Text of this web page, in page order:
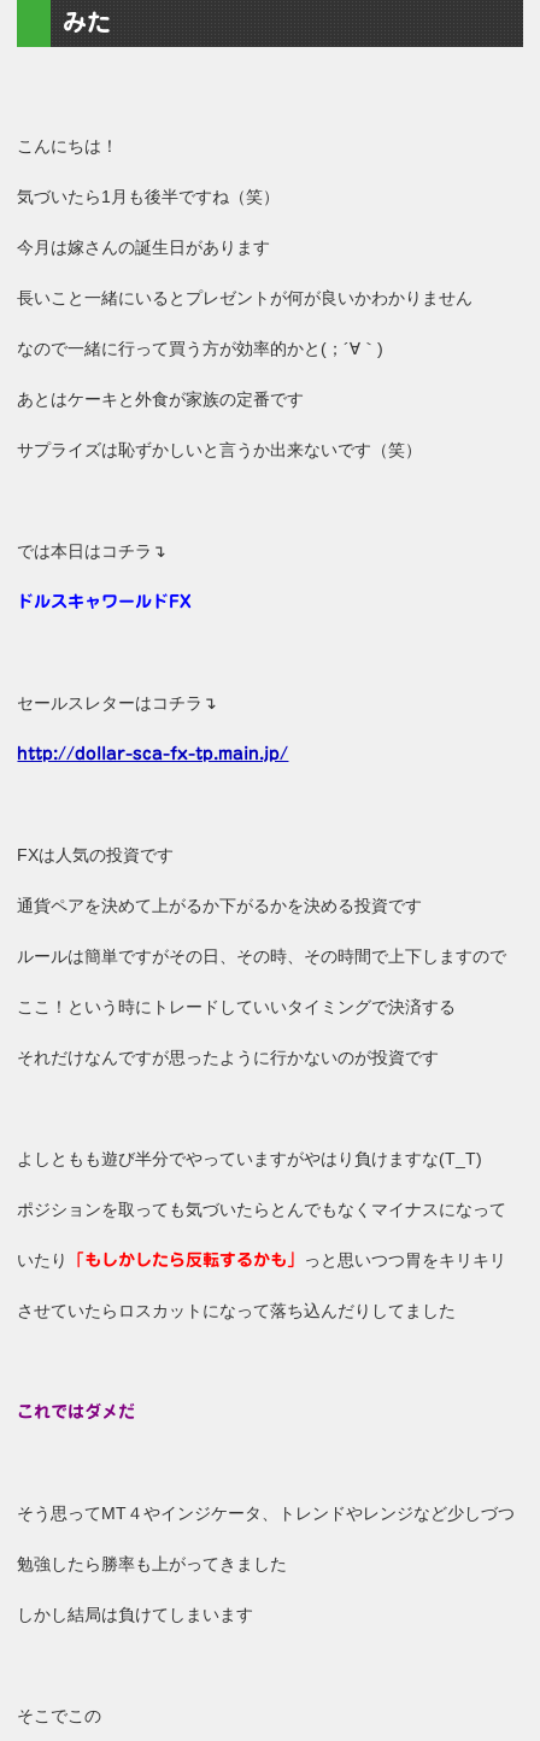
みた
こんにちは！
気づいたら1月も後半ですね（笑）
今月は嫁さんの誕生日があります
長いこと一緒にいるとプレゼントが何が良いかわかりません
なので一緒に行って買う方が効率的かと(；´∀｀)
あとはケーキと外食が家族の定番です
サプライズは恥ずかしいと言うか出来ないです（笑）
では本日はコチラ↴
ドルスキャワールドFX
セールスレターはコチラ↴
http://dollar-sca-fx-tp.main.jp/
FXは人気の投資です
通貨ペアを決めて上がるか下がるかを決める投資です
ルールは簡単ですがその日、その時、その時間で上下しますので
ここ！という時にトレードしていいタイミングで決済する
それだけなんですが思ったように行かないのが投資です
よしともも遊び半分でやっていますがやはり負けますな(T_T)
ポジションを取っても気づいたらとんでもなくマイナスになって
いたり 「もしかしたら反転するかも」 っと思いつつ胃をキリキリ
させていたらロスカットになって落ち込んだりしてました
これではダメだ
そう思ってMT４やインジケータ、トレンドやレンジなど少しづつ
勉強したら勝率も上がってきました
しかし結局は負けてしまいます
そこでこの